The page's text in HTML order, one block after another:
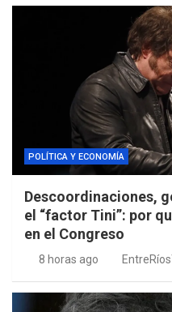
POLÍTICA Y ECONOMÍA
Descoordinaciones,
el “factor Tini”: por
en el Congreso
8 horas ago